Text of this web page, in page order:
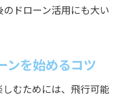
の配慮の仕方
意すべき事例
ドローン活用にも大い
ンを始めるコツ
むためには、飛行可能